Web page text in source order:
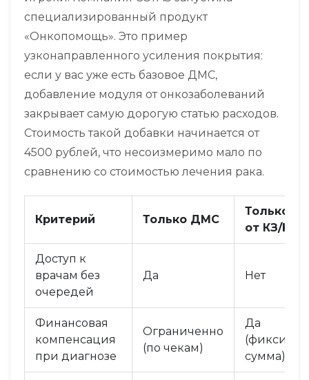
специализированный продукт
«Онкопомощь». Это пример
узконаправленного усиления покрытия:
если у вас уже есть базовое ДМС,
добавление модуля от онкозаболеваний
закрывает самую дорогую статью расходов.
Стоимость такой добавки начинается от
4500 рублей, что несоизмеримо мало по
сравнению со стоимостью лечения рака.
Критерий Только ДМС
Только
от КЗ/НС
Доступ к
врачам без
очередей
Да Нет
Финансовая
компенсация
при диагнозе
Ограниченно
(по чекам)
Да
сумма)